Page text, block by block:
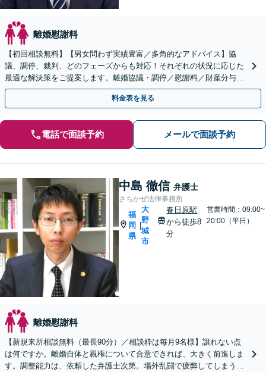
離婚慰謝料
【初回相談無料】【男女問わず実績豊富／多角的なアドバイス】協
議、調停、裁判、どのフェーズからも対応！それぞれの状況に応じた
最適な解決策をご提案します。離婚協議・調停／慰謝料／財産分与／
親権・養育費・面会交流／婚姻費用【休日・夜間相談可】
料金表を見る
電話で面談予約 メールで面談予約
中島 徹信 弁護士
さちかぜ法律事務所
福
岡
県
|
大
野
城
市
春日原駅
から徒歩8
分
営業時間：09:00~
20:00（平日）
離婚慰謝料
【新規来所相談無料（最長90分）／相談枠は毎月9名様】譲れない点
は何ですか。離婚自体と親権について合意できれば、大きく前進しま
す。調整能力は、依頼した弁護士次第。場外乱闘で疲弊してしまう前